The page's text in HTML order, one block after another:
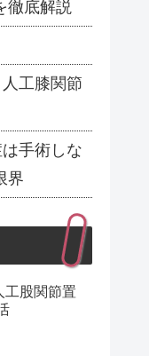
徹底解説
工膝関節
手術しな
界
股関節置